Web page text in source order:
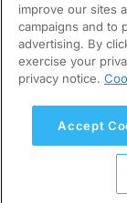
improve our sites
campaigns and to
advertising. By
exercise your
privacy notice.
Accept